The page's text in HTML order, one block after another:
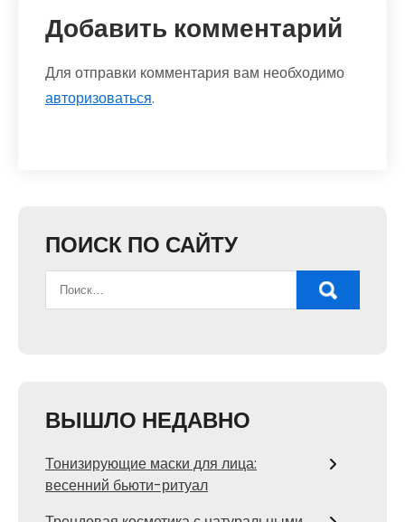
Добавить комментарий
Для отправки комментария вам необходимо
авторизоваться.
ПОИСК ПО САЙТУ
ВЫШЛО НЕДАВНО
Тонизирующие маски для лица:
весенний бьюти-ритуал